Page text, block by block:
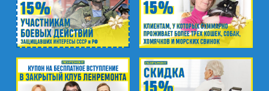
Промзона Мягловская, Всеволожский
муниципальный район, Ленинградская
область, ​Круговая улица, д. 47
м. Электросила
ул. Решетникова, д.3